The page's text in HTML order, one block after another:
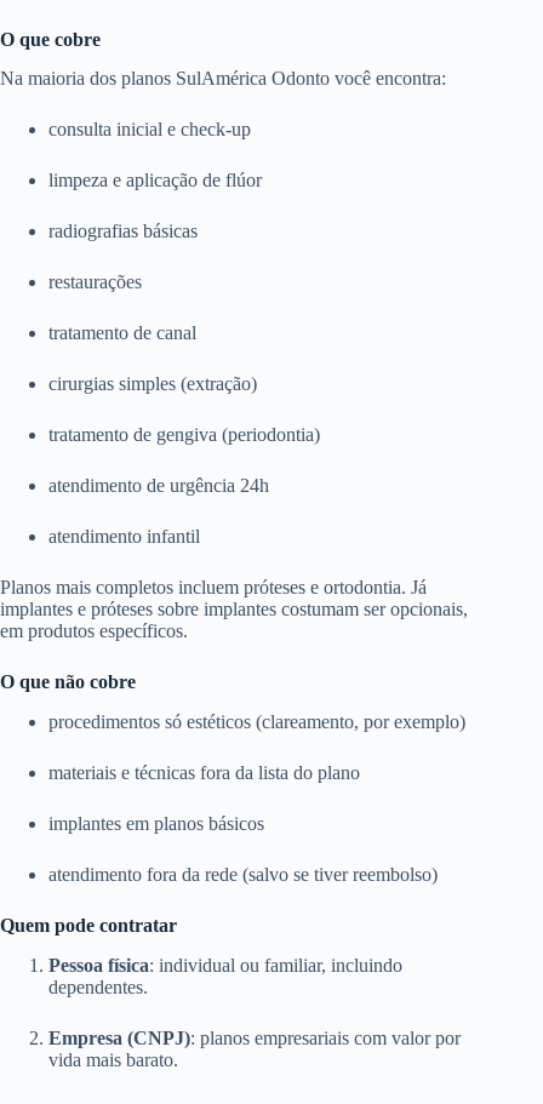
O que cobre
Na maioria dos planos SulAmérica Odonto você encontra:
consulta inicial e check-up
limpeza e aplicação de flúor
radiografias básicas
restaurações
tratamento de canal
cirurgias simples (extração)
tratamento de gengiva (periodontia)
atendimento de urgência 24h
atendimento infantil
Planos mais completos incluem próteses e ortodontia. Já
implantes e próteses sobre implantes costumam ser opcionais,
em produtos específicos.
O que não cobre
procedimentos só estéticos (clareamento, por exemplo)
materiais e técnicas fora da lista do plano
implantes em planos básicos
atendimento fora da rede (salvo se tiver reembolso)
Quem pode contratar
Pessoa física: individual ou familiar, incluindo
dependentes.
Empresa (CNPJ): planos empresariais com valor por
vida mais barato.